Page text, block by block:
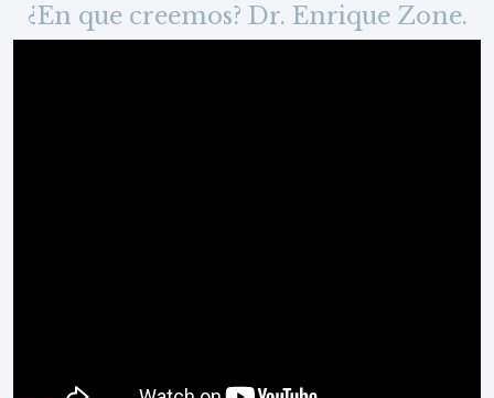
¿En que creemos? Dr. Enrique Zone.